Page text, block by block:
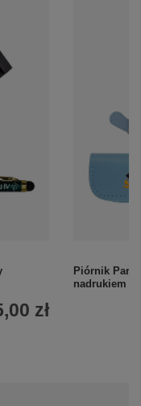
zł
Piórnik
nadrukiem